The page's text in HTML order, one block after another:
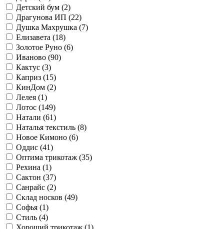
Детский бум (2)
Драгунова ИП (22)
Душка Махрушка (7)
Елизавета (18)
Золотое Руно (6)
Иваново (90)
Кактус (3)
Каприз (15)
КинДом (2)
Лелея (1)
Лотос (149)
Натали (61)
Наталья текстиль (8)
Новое Кимоно (6)
Оддис (41)
Оптима трикотаж (35)
Рехина (1)
Сактон (37)
Санрайс (2)
Склад носков (49)
Софья (1)
Стиль (4)